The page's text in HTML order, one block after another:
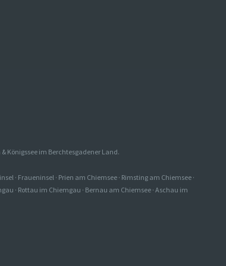
Königssee im Berchtesgadener Land.
· Fraueninsel · Prien am Chiemsee · Rimsting am Chiemsee ·
· Rottau im Chiemgau · Bernau am Chiemsee · Aschau im